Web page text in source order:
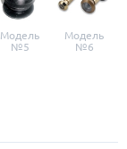
Модель
№5
Модель
№6